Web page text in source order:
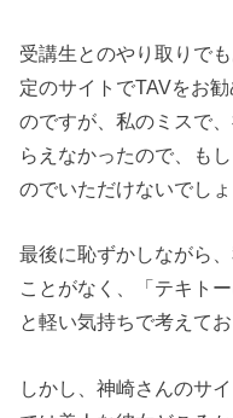
受講生とのやり取りで
定のサイトでTAVをお
のですが、私のミスで
らえなかったので、も
のでいただけないでしょ
最後に恥ずかしながら
ことがなく、「テキト
と軽い気持ちで考えてお
しかし、神崎さんのサ